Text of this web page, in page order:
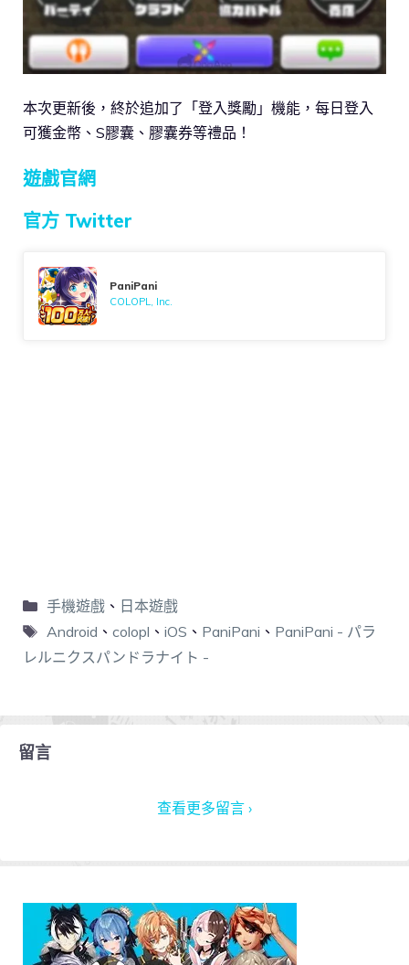
本次更新後，終於追加了「登入獎勵」機能，每日登入
可獲金幣、S膠囊、膠囊券等禮品！
遊戲官網
官方 Twitter
PaniPani
COLOPL, Inc.
手機遊戲、 日本遊戲
Android 、 colopl 、 iOS 、 PaniPani 、 PaniPani - パラ
レルニクスパンドラナイト -
留言
查看更多留言 ›